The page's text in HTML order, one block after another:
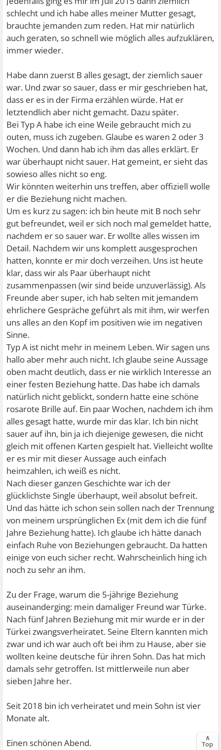
schlecht und ich habe alles meiner Mutter gesagt,
brauchte jemanden zum reden. Hat mir natürlich
auch geraten, so schnell wie möglich alles aufzuklären,
immer wieder.
Habe dann zuerst B alles gesagt, der ziemlich sauer
war. Und zwar so sauer, dass er mir geschrieben hat,
dass er es in der Firma erzählen würde. Hat er
letztendlich aber nicht gemacht. Dazu später.
Bei Typ A habe ich eine Weile gebraucht mich zu
outen, muss ich zugeben. Glaube es waren 2 oder 3
Wochen. Und dann hab ich ihm das alles erklärt. Er
war überhaupt nicht sauer. Hat gemeint, er sieht das
sowieso alles nicht so eng.
Wir könnten weiterhin uns treffen, aber offiziell wolle
er die Beziehung nicht machen.
Um es kurz zu sagen: ich bin heute mit B noch sehr
gut befreundet, weil er sich noch mal gemeldet hatte,
nachdem er so sauer war. Er wollte alles wissen im
Detail. Nachdem wir uns komplett ausgesprochen
hatten, konnte er mir doch verzeihen. Uns ist heute
klar, dass wir als Paar überhaupt nicht
zusammenpassen (wir sind beide unzuverlässig). Als
Freunde aber super, ich hab selten mit jemandem
ehrlichere Gespräche geführt als mit ihm, wir werfen
uns alles an den Kopf im positiven wie im negativen
Sinne.
Typ A ist nicht mehr in meinem Leben. Wir sagen uns
hallo aber mehr auch nicht. Ich glaube seine Aussage
oben macht deutlich, dass er nie wirklich Interesse an
einer festen Beziehung hatte. Das habe ich damals
natürlich nicht geblickt, sondern hatte eine schöne
rosarote Brille auf. Ein paar Wochen, nachdem ich ihm
alles gesagt hatte, wurde mir das klar. Ich bin nicht
sauer auf ihn, bin ja ich diejenige gewesen, die nicht
gleich mit offenen Karten gespielt hat. Vielleicht wollte
er es mir mit dieser Aussage auch einfach
heimzahlen, ich weiß es nicht.
Nach dieser ganzen Geschichte war ich der
glücklichste Single überhaupt, weil absolut befreit.
Und das hätte ich schon sein sollen nach der Trennung
von meinem ursprünglichen Ex (mit dem ich die fünf
Jahre Beziehung hatte). Ich glaube ich hätte danach
einfach Ruhe von Beziehungen gebraucht. Da hatten
einige von euch sicher recht. Wahrscheinlich hing ich
noch zu sehr an ihm.
Zu der Frage, warum die 5-jährige Beziehung
auseinanderging: mein damaliger Freund war Türke.
Nach fünf Jahren Beziehung mit mir wurde er in der
Türkei zwangsverheiratet. Seine Eltern kannten mich
zwar und ich war auch oft bei ihm zu Hause, aber sie
wollten keine deutsche für ihren Sohn. Das hat mich
damals sehr getroffen. Ist mittlerweile nun aber
sieben Jahre her.
Seit 2018 bin ich verheiratet und mein Sohn ist vier
Monate alt.
Einen schönen Abend. ∧
Top